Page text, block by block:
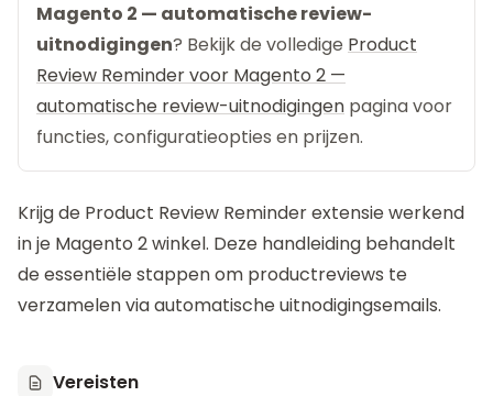
Magento 2 — automatische review-
uitnodigingen? Bekijk de volledige Product
Review Reminder voor Magento 2 —
automatische review-uitnodigingen pagina voor
functies, configuratieopties en prijzen.
Krijg de Product Review Reminderextensie werkend
in je Magento 2 winkel. Deze handleiding behandelt
de essentiële stappen om productreviews te
verzamelen via automatische uitnodigingsemails.
Vereisten